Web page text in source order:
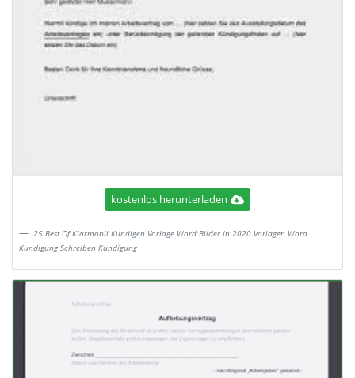
kostenlos herunterladen
25 Best Of Klarmobil Kundigen Vorlage Word Bilder In 2020 Vorlagen Word
Kundigung Schreiben Kundigung